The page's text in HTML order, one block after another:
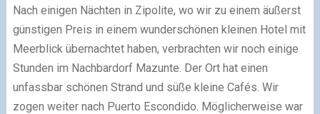
Nach einigen Nächten in Zipolite, wo wir zu einem äußerst
günstigen Preis in einem wunderschönen kleinen Hotel mit
Meerblick übernachtet haben, verbrachten wir noch einige
Stunden im Nachbardorf Mazunte. Der Ort hat einen
unfassbar schönen Strand und süße kleine Cafés. Wir
zogen weiter nach Puerto Escondido. Möglicherweise war